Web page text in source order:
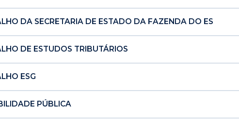
DA SECRETARIA DE ESTADO DA FAZENDA DO ES
DE ESTUDOS TRIBUTÁRIOS
ESG
PÚBLICA